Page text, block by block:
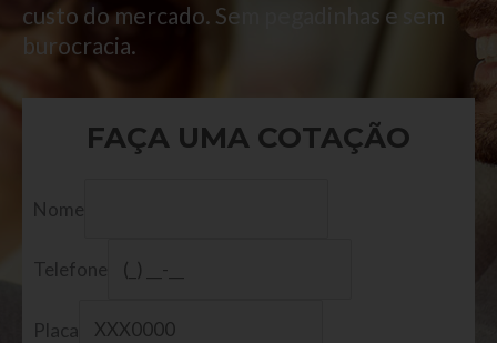
custo do mercado. Sem pegadinhas e sem
burocracia.
FAÇA UMA COTAÇÃO
Nome
Telefone
Placa